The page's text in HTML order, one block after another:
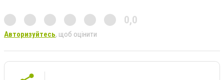
0,0
Авторизуйтесь, щоб оцінити